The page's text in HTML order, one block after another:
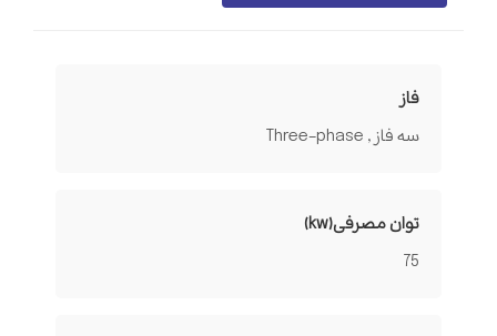
فاز
سه فاز , Three-phase
توان مصرفی(kw)
75